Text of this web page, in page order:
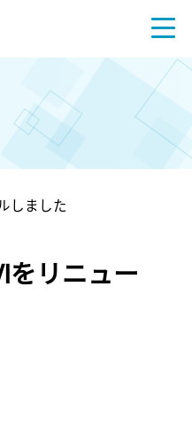
しました
をリニュー